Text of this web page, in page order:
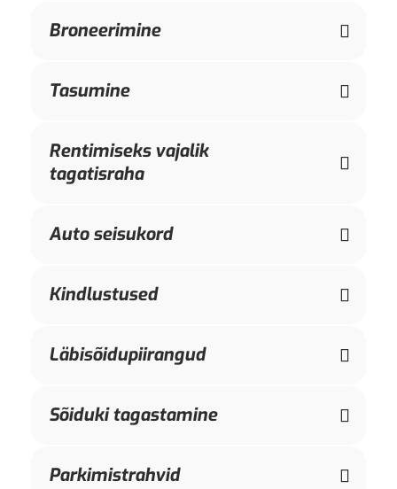
Broneerimine
Tasumine
Rentimiseks vajalik
tagatisraha
Auto seisukord
Kindlustused
Läbisõidupiirangud
Sõiduki tagastamine
Parkimistrahvid